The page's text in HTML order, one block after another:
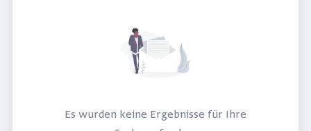
Es wurden keine Ergebnisse für Ihre